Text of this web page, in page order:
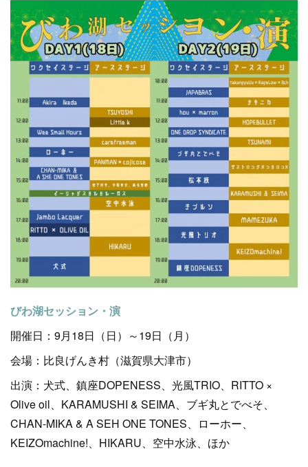
びわ湖セッション・演
開催日：9月18日（日）～19日（月）
会場：比良げんき村（滋賀県大津市）
出演：犬式、鎮座DOPENESS、光風TRIO、RITTO ×
Olive oil、KARAMUSHI & SEIMA、ブギ丸とでべそ、
CHAN-MIKA & A SEH ONE TONES、ローホー、
KEIZOmachine!、HIKARU、空中水泳、ほか